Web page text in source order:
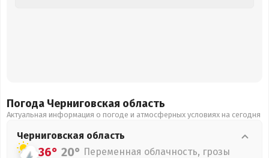
Погода Черниговская область
Актуальная информация о погоде и атмосферных условиях на сегодня
Черниговская область
36° 20° Переменная облачность, грозы